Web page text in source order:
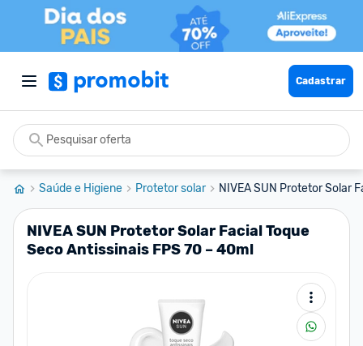
Cadastrar
Saúde e Higiene Protetor solar NIVEA SUN Protetor Solar
NIVEA SUN Protetor Solar Facial Toque
Seco Antissinais FPS 70 – 40ml